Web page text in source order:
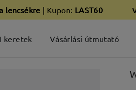
lencsékre | Kupon: LAST60
keretek Vásárlási útmutató